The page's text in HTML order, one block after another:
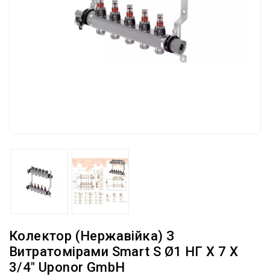
Колектор (нержавійка) З
Витратомірами Smart S Ø1 НГ X 7 Х
3/4″ Uponor GmbH